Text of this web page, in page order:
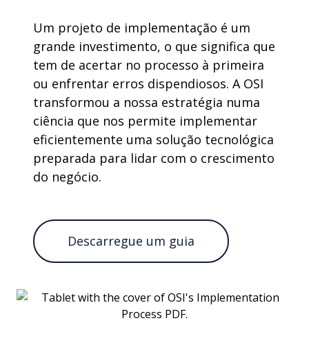
Um projeto de implementação é um
grande investimento, o que significa que
tem de acertar no processo à primeira
ou enfrentar erros dispendiosos. A OSI
transformou a nossa estratégia numa
ciência que nos permite implementar
eficientemente uma solução tecnológica
preparada para lidar com o crescimento
do negócio.
Descarregue um guia